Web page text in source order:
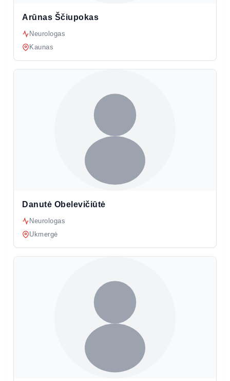
Arūnas Ščiupokas
Neurologas
Kaunas
Danutė Obelevičiūtė
Neurologas
Ukmergė